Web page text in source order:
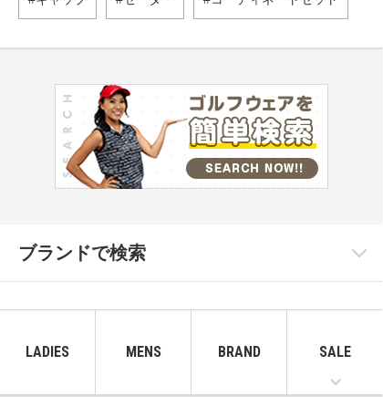
ブランドで検索
LADIES MENS BRAND SALE